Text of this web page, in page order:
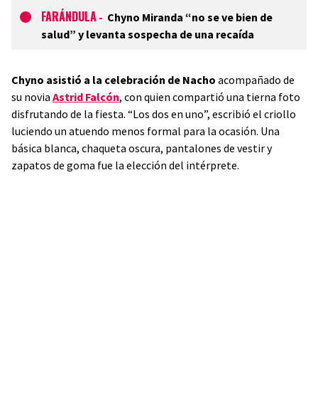
FARÁNDULA - Chyno Miranda “no se ve bien de
salud” y levanta sospecha de una recaída
Chyno asistió a la celebración de Nacho acompañado de
su novia Astrid Falcón, con quien compartió una tierna foto
disfrutando de la fiesta. “Los dos en uno”, escribió el criollo
luciendo un atuendo menos formal para la ocasión. Una
básica blanca, chaqueta oscura, pantalones de vestir y
zapatos de goma fue la elección del intérprete.